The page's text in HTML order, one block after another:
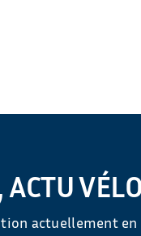
ACTU VÉLO
actuellement en